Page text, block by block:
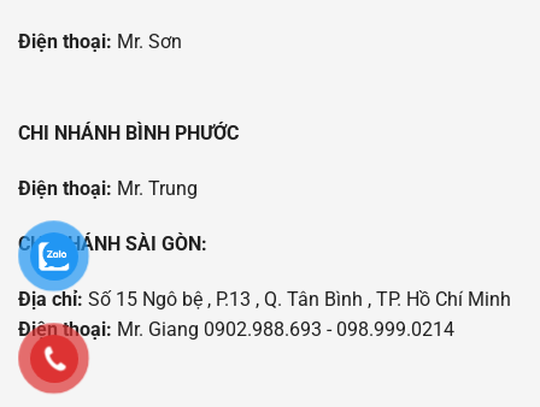
Điện thoại: Mr. Sơn
CHI NHÁNH BÌNH PHƯỚC
Điện thoại: Mr. Trung
CHI NHÁNH SÀI GÒN:
Địa chỉ: Số 15 Ngô bệ , P.13 , Q. Tân Bình , TP. Hồ Chí Minh
Điện thoại: Mr. Giang 0902.988.693 - 098.999.0214